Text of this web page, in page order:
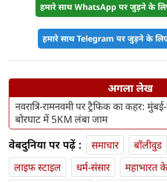
हमारे साथ WhatsApp पर जुड़ने के
हमारे साथ Telegram पर जुड़ने के
अगला लेख
नवरात्रि-रामनवमी पर ट्रैफिक का कहर:
बोरघाट में 5KM लंबा जाम
वेबदुनिया पर पढ़ें : समाचार बॉलीवुड
लाइफ स्‍टाइल
धर्म-संसार
महाभारत